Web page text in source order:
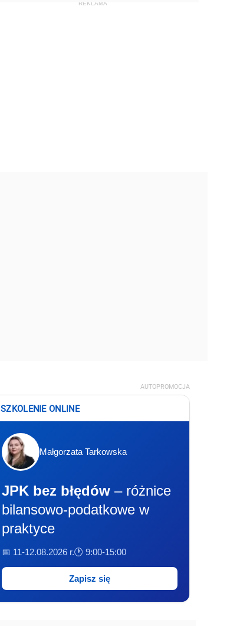
AUTOPROMOCJA
SZKOLENIE ONLINE
Małgorzata Tarkowska
JPK bez błędów – różnice
bilansowo-podatkowe w
praktyce
📅 11-12.08.2026 r.🕐 9:00-15:00
Zapisz się